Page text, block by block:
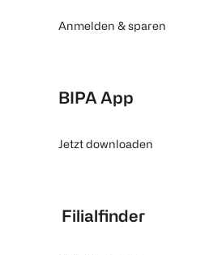
Anmelden & sparen
BIPA App
Jetzt downloaden
Filialfinder